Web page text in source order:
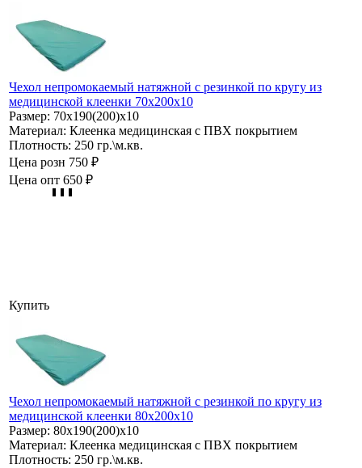
Чехол непромокаемый натяжной с резинкой по кругу из
медицинской клеенки 70х200х10
Размер: 70х190(200)х10
Материал: Клеенка медицинская с ПВХ покрытием
Плотность: 250 гр.\м.кв.
Цена розн 750 ₽
Цена опт 650 ₽
Купить
Чехол непромокаемый натяжной с резинкой по кругу из
медицинской клеенки 80х200х10
Размер: 80х190(200)х10
Материал: Клеенка медицинская с ПВХ покрытием
Плотность: 250 гр.\м.кв.